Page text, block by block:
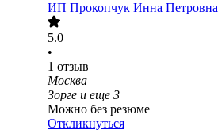
ИП Прокопчук Инна Петровна
5.0
•
1 отзыв
Москва
Зорге и еще 3
Можно без резюме
Откликнуться